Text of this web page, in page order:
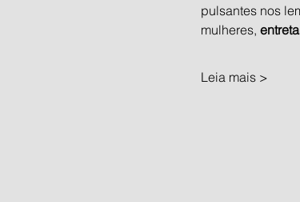
pulsantes nos
mulheres,
Leia mais >